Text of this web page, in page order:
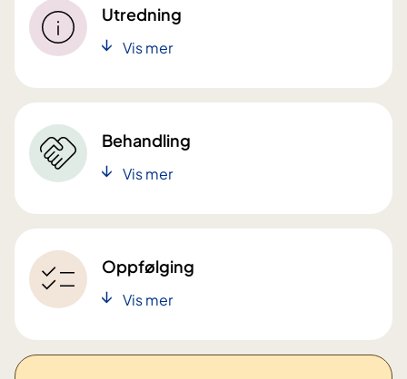
Utredning
Vis mer
Behandling
Vis mer
Oppfølging
Vis mer